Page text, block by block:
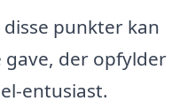
punkter kan
der opfylder
entusiast.